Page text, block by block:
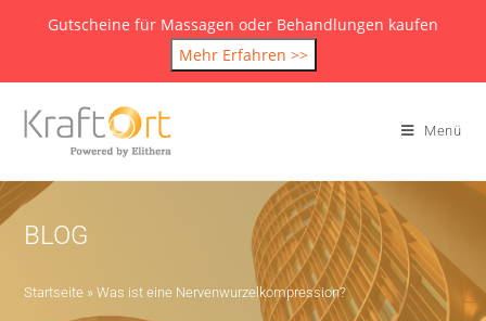
Gutscheine für Massagen oder Behandlungen kaufen
Mehr Erfahren >>
Menü
BLOG
Startseite »Was ist eine Nervenwurzelkompression?